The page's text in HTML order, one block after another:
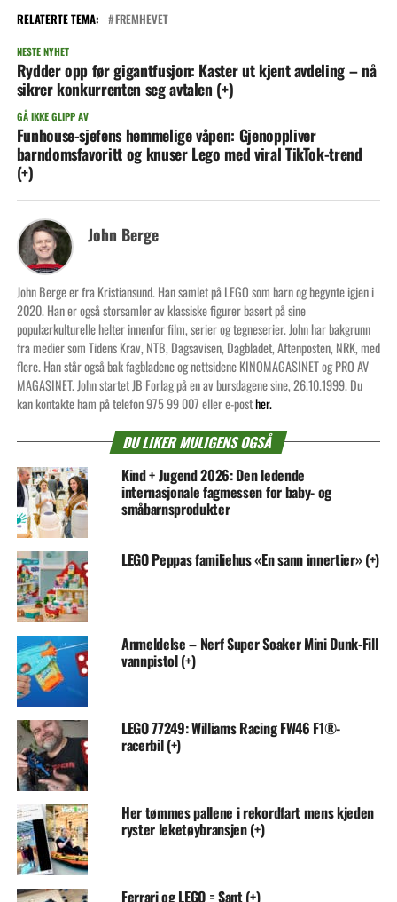
RELATERTE TEMA: FREMHEVET
NESTE NYHET
Rydder opp før gigantfusjon: Kaster ut kjent avdeling – nå
sikrer konkurrenten seg avtalen (+)
GÅ IKKE GLIPP AV
Funhouse-sjefens hemmelige våpen: Gjenoppliver
barndomsfavoritt og knuser Lego med viral TikTok-trend
(+)
John Berge
John Berge er fra Kristiansund. Han samlet på LEGO som barn og begynte igjen i
2020. Han er også storsamler av klassiske figurer basert på sine
populærkulturelle helter innenfor film, serier og tegneserier. John har bakgrunn
fra medier som Tidens Krav, NTB, Dagsavisen, Dagbladet, Aftenposten, NRK, med
flere. Han står også bak fagbladene og nettsidene KINOMAGASINET og PRO AV
MAGASINET. John startet JB Forlag på en av bursdagene sine, 26.10.1999. Du
kan kontakte ham på telefon 975 99 007 eller e-posther.
DU LIKER MULIGENS OGSÅ
Kind + Jugend 2026: Den ledende
internasjonale fagmessen for baby- og
småbarnsprodukter
LEGO Peppas familiehus «En sann innertier» (+)
Anmeldelse – Nerf Super Soaker Mini Dunk-Fill
vannpistol (+)
LEGO 77249: Williams Racing FW46 F1®-
racerbil (+)
Her tømmes pallene i rekordfart mens kjeden
ryster leketøybransjen (+)
Ferrari og LEGO = Sant (+)